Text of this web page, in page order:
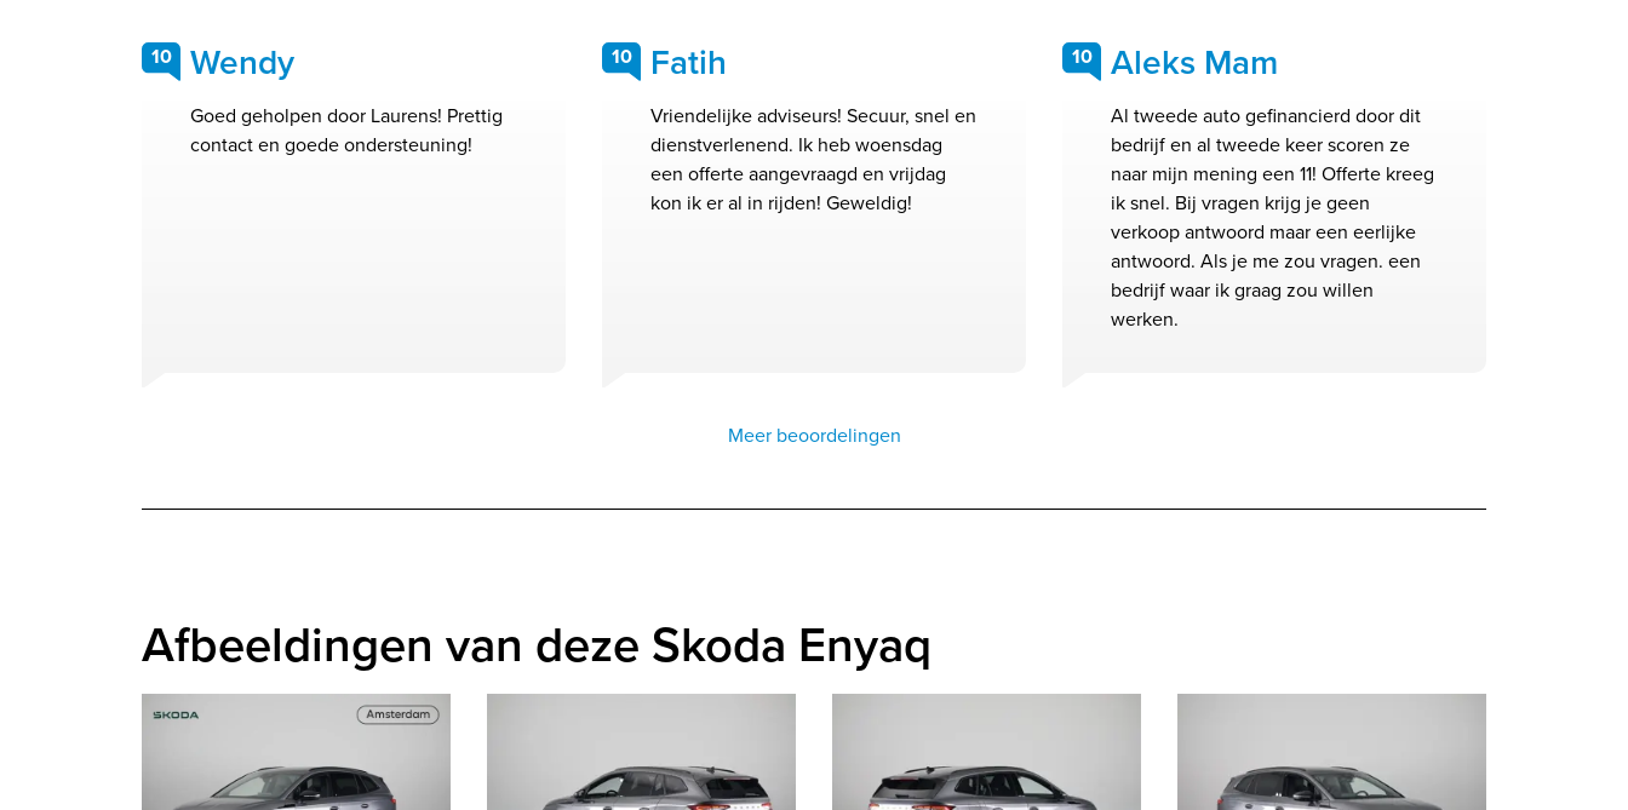
10 Wendy
Goed geholpen door Laurens! Prettig
contact en goede ondersteuning!
10 Fatih
Vriendelijke adviseurs! Secuur, snel en
dienstverlenend. Ik heb woensdag
een offerte aangevraagd en vrijdag
kon ik er al in rijden! Geweldig!
10 Aleks Mam
Al tweede auto gefinancierd door dit
bedrijf en al tweede keer scoren ze
naar mijn mening een 11! Offerte kreeg
ik snel. Bij vragen krijg je geen
verkoop antwoord maar een eerlijke
antwoord. Als je me zou vragen. een
bedrijf waar ik graag zou willen
werken.
Meer beoordelingen
Afbeeldingen van deze Skoda Enyaq